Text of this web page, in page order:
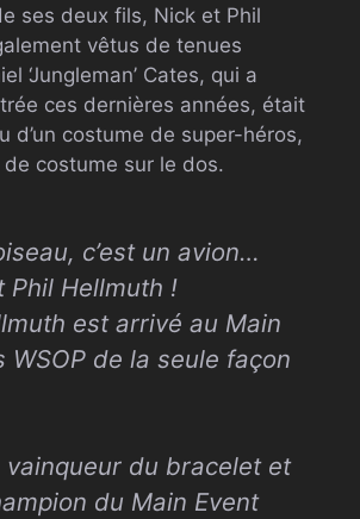
ses deux fils, Nick et Phil
vêtus de tenues
‘Jungleman’ Cates, qui a
ces dernières années, était
d’un costume de super-héros,
costume sur le dos.
c’est un avion…
Phil Hellmuth !
est arrivé au Main
WSOP de la seule façon
vainqueur du bracelet et
du Main Event